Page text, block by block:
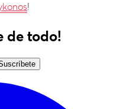
!
de todo!